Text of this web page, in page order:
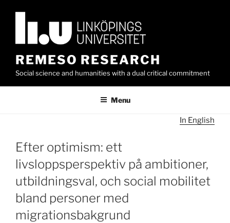
REMESO RESEARCH
Social science and humanities with a dual critical commitment
Menu
In English
Efter optimism: ett
livsloppsperspektiv på ambitioner,
utbildningsval, och social mobilitet
bland personer med
migrationsbakgrund